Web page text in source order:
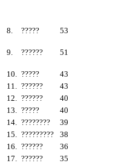
8.
????? 53
9. ?????? 51
10. ?????
43
11. ??????
43
12. ??????
40
13. ?????
40
14. ????????
39
15. ?????????
38
16. ??????
36
17. ?????? 35